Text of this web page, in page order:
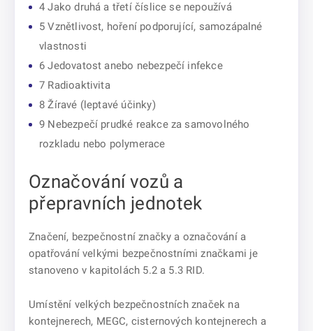
4 Jako druhá a třetí číslice se nepoužívá
5 Vznětlivost, hoření podporující, samozápalné
vlastnosti
6 Jedovatost anebo nebezpečí infekce
7 Radioaktivita
8 Žíravé (leptavé účinky)
9 Nebezpečí prudké reakce za samovolného
rozkladu nebo polymerace
Označování vozů a
přepravních jednotek
Značení, bezpečnostní značky a označování a
opatřování velkými bezpečnostními značkami je
stanoveno v kapitolách 5.2 a 5.3 RID.
Umístění velkých bezpečnostních značek na
kontejnerech, MEGC, cisternových kontejnerech a